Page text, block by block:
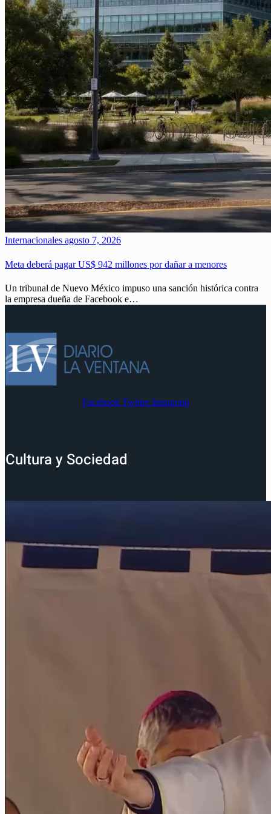
Internacionales agosto 7, 2026
Meta deberá pagar US$ 942 millones por dañar a menores
Un tribunal de Nuevo México impuso una sanción histórica contra
la empresa dueña de Facebook e…
Facebook Twitter Instagram
Cultura y Sociedad